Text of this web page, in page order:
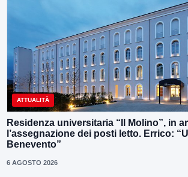
ATTUALITÀ
Residenza universitaria “Il Molino”, in
l’assegnazione dei posti letto. Errico:
Benevento”
6 AGOSTO 2026